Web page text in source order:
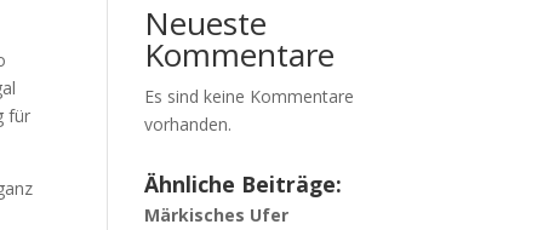
für
Neueste
Kommentare
Es sind keine Kommentare
vorhanden.
Ähnliche Beiträge:
Märkisches Ufer